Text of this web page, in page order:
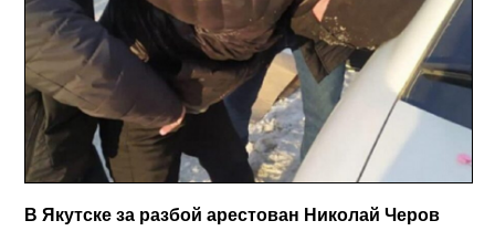
В Якутске за разбой арестован Николай Черов